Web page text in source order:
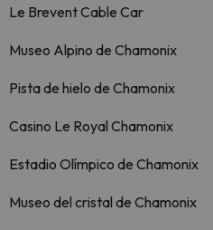
Le Brevent Cable Car
Museo Alpino de Chamonix
Pista de hielo de Chamonix
Casino Le Royal Chamonix
Estadio Olímpico de Chamonix
Museo del cristal de Chamonix